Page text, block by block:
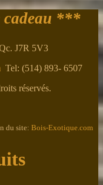
cadeau ***
J7R 5V3
Tel: (514) 893- 6507
réservés.
du site: Bois-Exotique.com